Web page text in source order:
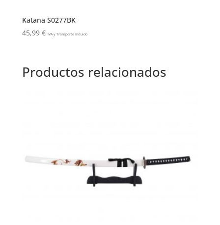
Katana S0277BK
45,99 € IVA y Transporte Incluido
Productos relacionados